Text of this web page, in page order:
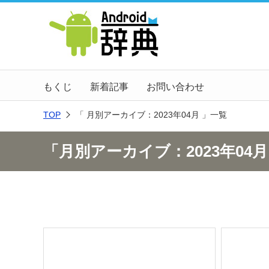
もくじ 新着記事 お問い合わせ
TOP 「 月別アーカイブ：2023年04月 」一覧
「月別アーカイブ：2023年04